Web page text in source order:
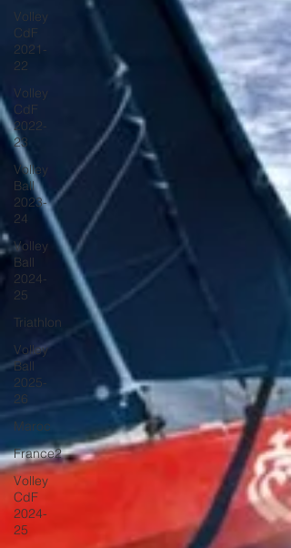
Volley
CdF
2021-
22
Volley
CdF
2022-
23
Volley
Ball
2023-
24
Volley
Ball
2024-
25
Triathlon
Volley
Ball
2025-
26
Maroc
France2
Volley
CdF
2024-
25